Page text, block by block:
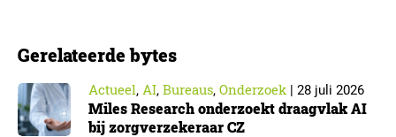
Gerelateerde bytes
Actueel, AI, Bureaus, Onderzoek| 28 juli 2026
Miles Research onderzoekt draagvlak AI
bij zorgverzekeraar CZ